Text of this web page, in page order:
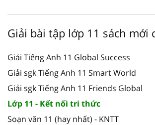
Giải bài tập lớp 11 sách mới
Giải Tiếng Anh 11 Global Success
Giải sgk Tiếng Anh 11 Smart World
Giải sgk Tiếng Anh 11 Friends Global
Lớp 11 - Kết nối tri thức
Soạn văn 11 (hay nhất) - KNTT